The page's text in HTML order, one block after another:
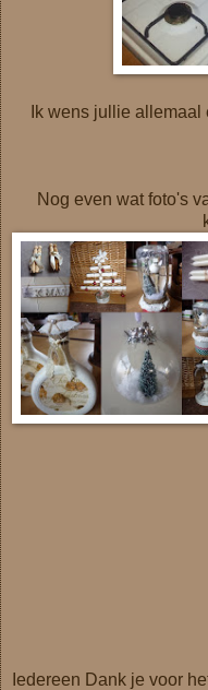
Ik wens jullie
Nog even wat foto's
Iedereen Dank je voor